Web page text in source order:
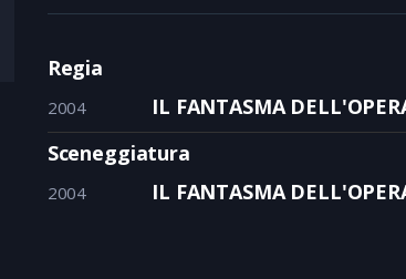
Regia
2004 IL FANTASMA
Sceneggiatura
2004 IL FANTASMA